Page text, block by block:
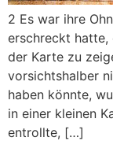
2 Es war ihre
erschreckt hatte,
der Karte zu
vorsichtshalber
haben könnte,
in einer kleinen
entrollte, […]